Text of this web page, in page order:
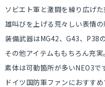
ソビエト軍と激闘を繰り広げ
雄叫びを上げる荒々しい表情の
装備武器はMG42、G43、P38
その他アイテムももちろん充実。
素体は可動箇所が多いNEO3で
ドイツ国防軍ファンにおすすめ